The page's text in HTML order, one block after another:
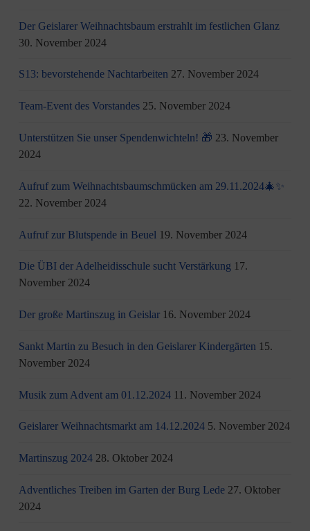
Der Geislarer Weihnachtsbaum erstrahlt im festlichen Glanz
30. November 2024
S13: bevorstehende Nachtarbeiten 27. November 2024
Team-Event des Vorstandes 25. November 2024
Unterstützen Sie unser Spendenwichteln! 🎁 23. November
2024
Aufruf zum Weihnachtsbaumschmücken am 29.11.2024🎄✨
22. November 2024
Aufruf zur Blutspende in Beuel 19. November 2024
Die ÜBI der Adelheidisschule sucht Verstärkung 17.
November 2024
Der große Martinszug in Geislar 16. November 2024
Sankt Martin zu Besuch in den Geislarer Kindergärten 15.
November 2024
Musik zum Advent am 01.12.2024 11. November 2024
Geislarer Weihnachtsmarkt am 14.12.2024 5. November 2024
Martinszug 2024 28. Oktober 2024
Adventliches Treiben im Garten der Burg Lede 27. Oktober
2024